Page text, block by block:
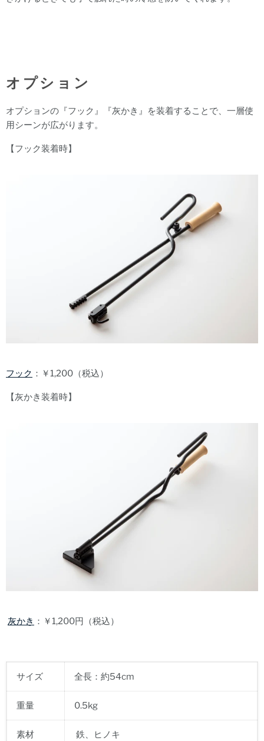
オプション
オプションの『フック』『灰かき』を装着することで、一層使
用シーンが広がります。
【フック装着時】
フック ：￥1,200（税込）
【灰かき装着時】
灰かき ：￥1,200円（税込）
サイズ 全長：約54cm
重量 0.5kg
素材 鉄、ヒノキ